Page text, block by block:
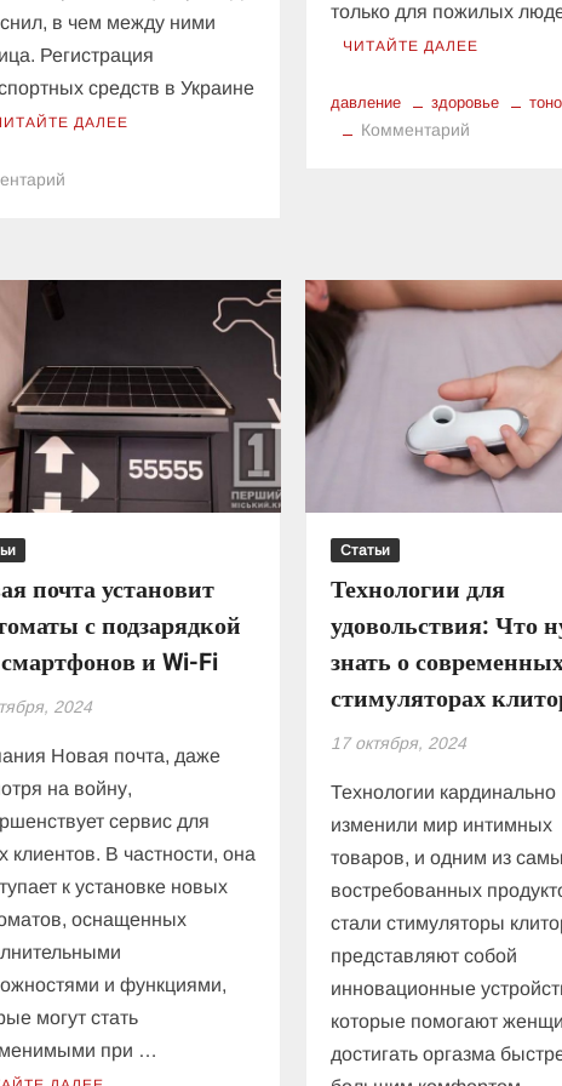
в чем между ними
Регистрация
средств в Украине
ДАЛЕЕ
между
государственной
и
временной
регистрацией
автомобилей
только для пожилых
ЧИТАЙТЕ ДАЛЕЕ
давление здоровье
Комментарий
почта установит
с подзарядкой
и Wi-Fi
2024
Новая почта, даже
на войну,
сервис для
клиентов. В частности, она
к установке новых
оснащенных
и функциями,
могут стать
при …
Статьи
Технологии для
удовольствия: Что
знать о
стимуляторах
17 октября, 2024
Технологии кардинально
изменили мир интимных
товаров, и одним из
востребованных
стали стимуляторы
представляют собой
инновационные
которые помогают
достигать оргазма